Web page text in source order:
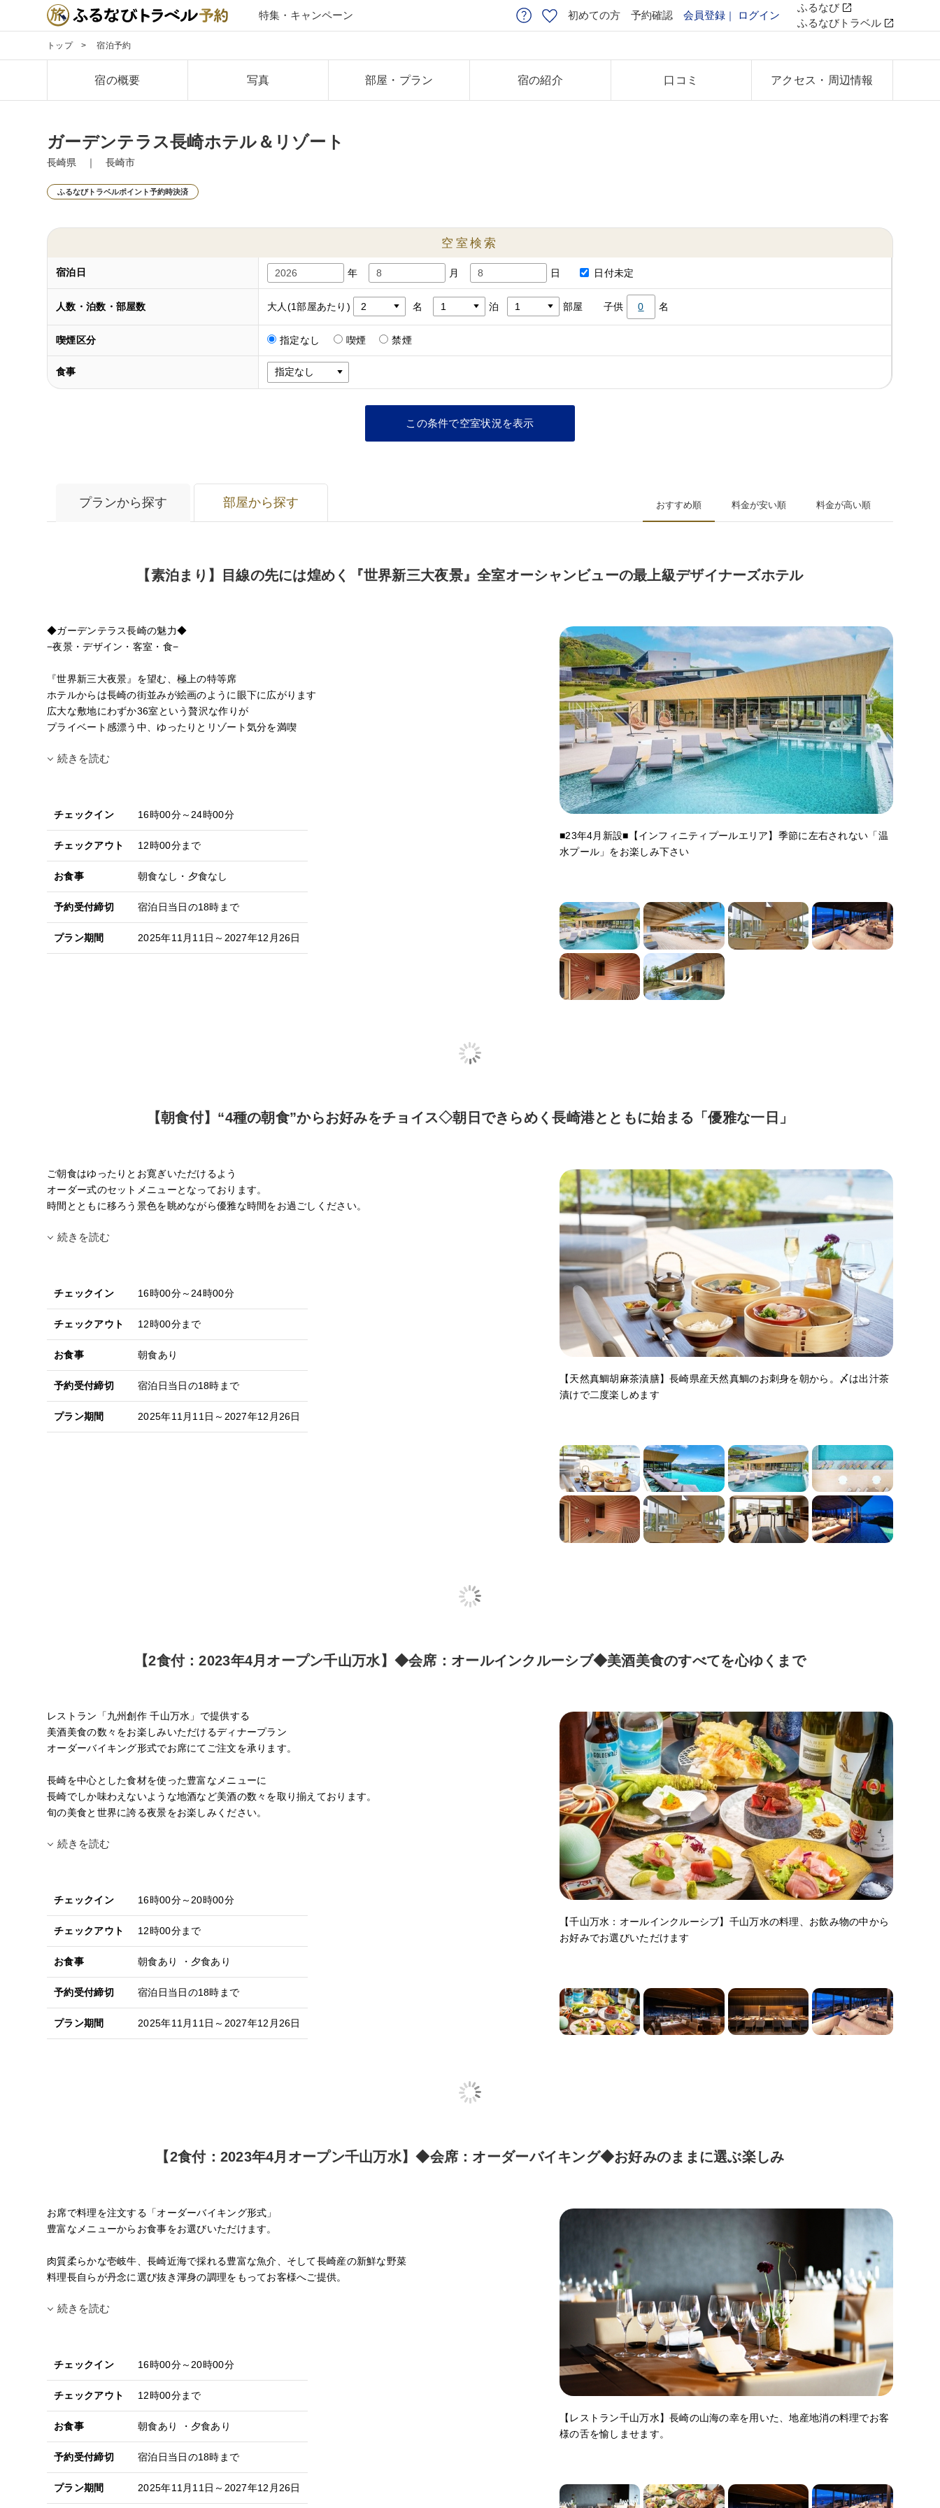
特集・キャンペーン 初めての方 予約確認 会員登録 ログイン
ふるなび
ふるなびトラベル
トップ 宿泊予約
宿の概要 写真 部屋・プラン 宿の紹介 口コミ アクセス ・周辺情報
ガーデンテラス長崎ホテル＆リゾート
長崎県 ｜ 長崎市
ふるなびトラベルポイント予約時決済
空室検索
宿泊日 年 月 日 日付未定
人数・泊数・部屋数 大人(1部屋あたり) 名 泊 部屋 子供 0 名
喫煙区分 指定なし 喫煙 禁煙
食事
プランから探す 部屋から探す おすすめ順 料金が安い順 料金が高い順
【素泊まり】目線の先には煌めく『世界新三大夜景』全室オーシャンビューの最上級デザイナーズホテル
◆ガーデンテラス長崎の魅力◆
−夜景・デザイン・客室・食−
『世界新三大夜景』を望む、極上の特等席
ホテルからは長崎の街並みが絵画のように眼下に広がります
広大な敷地にわずか36室という贅沢な作りが
プライベート感漂う中、ゆったりとリゾート気分を満喫
続きを読む
チェックイン 16時00分～24時00分
チェックアウト 12時00分まで
お食事 朝食なし・夕食なし
予約受付締切 宿泊日当日の18時まで
プラン期間 2025年11月11日～2027年12月26日
■23年4月新設■【インフィニティプールエリア】季節に左右されない「温
水プール」をお楽しみ下さい
【朝食付】“4種の朝食”からお好みをチョイス◇朝日できらめく長崎港とともに始まる「優雅な一日」
ご朝食はゆったりとお寛ぎいただけるよう
オーダー式のセットメニューとなっております。
時間とともに移ろう景色を眺めながら優雅な時間をお過ごしください。
続きを読む
チェックイン 16時00分～24時00分
チェックアウト 12時00分まで
お食事 朝食あり
予約受付締切 宿泊日当日の18時まで
プラン期間 2025年11月11日～2027年12月26日
【天然真鯛胡麻茶漬膳】長崎県産天然真鯛のお刺身を朝から。〆は出汁茶
漬けで二度楽しめます
【2食付：2023年4月オープン千山万水】◆会席：オールインクルーシブ◆美酒美食のすべてを心ゆくまで
レストラン「九州創作 千山万水」で提供する
美酒美食の数々をお楽しみいただけるディナープラン
オーダーバイキング形式でお席にてご注文を承ります。
長崎を中心とした食材を使った豊富なメニューに
長崎でしか味わえないような地酒など美酒の数々を取り揃えております。
旬の美食と世界に誇る夜景をお楽しみください。
続きを読む
チェックイン 16時00分～20時00分
チェックアウト 12時00分まで
お食事 朝食あり ・夕食あり
予約受付締切 宿泊日当日の18時まで
プラン期間 2025年11月11日～2027年12月26日
【千山万水：オールインクルーシブ】千山万水の料理、お飲み物の中から
お好みでお選びいただけます
【2食付：2023年4月オープン千山万水】◆会席：オーダーバイキング◆お好みのままに選ぶ楽しみ
お席で料理を注文する「オーダーバイキング形式」
豊富なメニューからお食事をお選びいただけます。
肉質柔らかな壱岐牛、長崎近海で採れる豊富な魚介、そして長崎産の新鮮な野菜
料理長自らが丹念に選び抜き渾身の調理をもってお客様へご提供。
続きを読む
チェックイン 16時00分～20時00分
チェックアウト 12時00分まで
お食事 朝食あり ・夕食あり
予約受付締切 宿泊日当日の18時まで
プラン期間 2025年11月11日～2027年12月26日
【レストラン千山万水】長崎の山海の幸を用いた、地産地消の料理でお客
様の舌を愉しませます。